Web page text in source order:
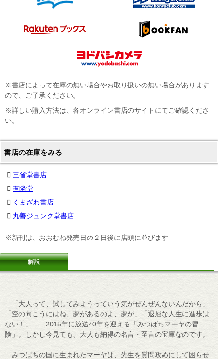
※書店によって在庫の無い場合やお取り扱いの無い場合があります
ので、ご了承ください。
※詳しい購入方法は、各オンライン書店のサイトにてご確認くださ
い。
書店の在庫をみる
三省堂書店
有隣堂
くまざわ書店
丸善ジュンク堂書店
※新刊は、おおむね発売日の２日後に店頭に並びます
解説
「大人って、試してみようっていう気がぜんぜんないんだから」
「空の向こうにはね、夢があるのよ、夢が」「退屈な人生に進歩は
ない！」――2015年に放送40年を迎える「みつばちマーヤの冒
険」。しかし今見ても、大人も納得の名言・至言の宝庫なのです。
みつばちの国に生まれたマーヤは、先生を質問攻めにして困らせ